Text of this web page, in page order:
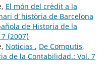
El món del crèdit a la
d'història de Barcelona
de Historia de la
(2007)
Noticias , De Computis,
de la Contabilidad.: Vol. 7